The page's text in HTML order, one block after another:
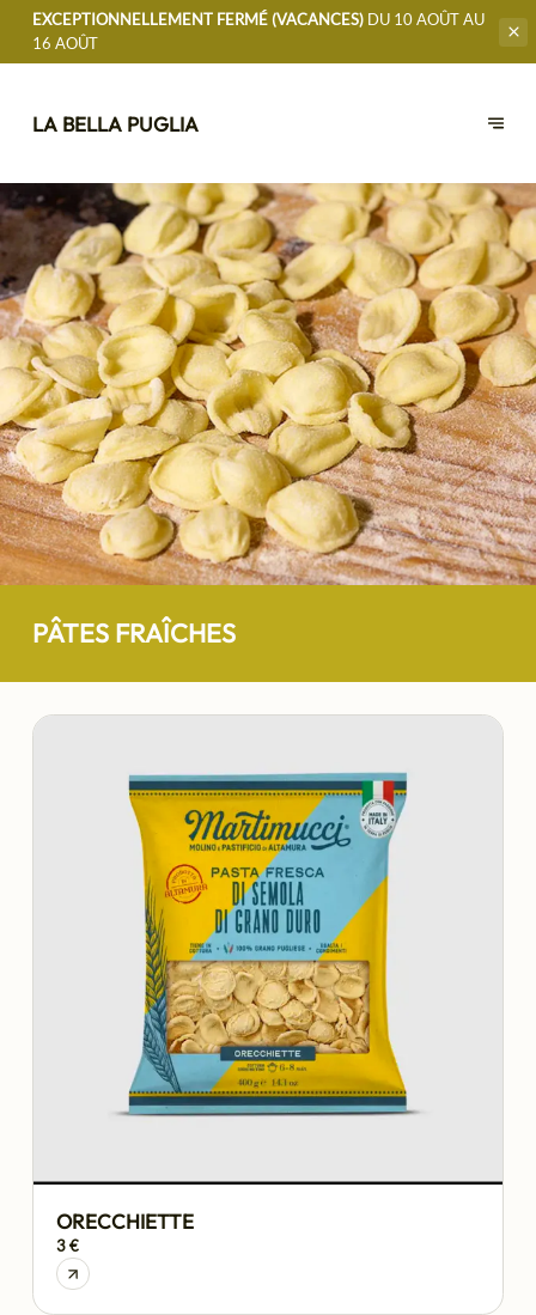
EXCEPTIONNELLEMENT FERMÉ (VACANCES)DU 10 AOÛT AU
16 AOÛT
LA BELLA PUGLIA
PÂTES FRAÎCHES
ORECCHIETTE
3 €